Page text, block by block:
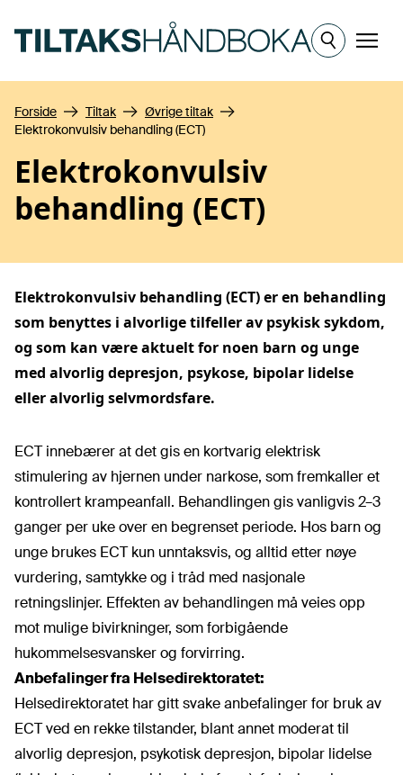
Meny
Forside Tiltak
Øvrige tiltak
Elektrokonvulsiv behandling (ECT)
Elektrokonvulsiv
behandling (ECT)
Elektrokonvulsiv behandling (ECT) er en behandling
som benyttes i alvorlige tilfeller av psykisk sykdom,
og som kan være aktuelt for noen barn og unge
med alvorlig depresjon, psykose, bipolar lidelse
eller alvorlig selvmordsfare.
ECT innebærer at det gis en kortvarig elektrisk
stimulering av hjernen under narkose, som fremkaller et
kontrollert krampeanfall. Behandlingen gis vanligvis 2–3
ganger per uke over en begrenset periode. Hos barn og
unge brukes ECT kun unntaksvis, og alltid etter nøye
vurdering, samtykke og i tråd med nasjonale
retningslinjer. Effekten av behandlingen må veies opp
mot mulige bivirkninger, som forbigående
hukommelsesvansker og forvirring.
Anbefalinger fra Helsedirektoratet:
Helsedirektoratet har gitt svake anbefalinger for bruk av
ECT ved en rekke tilstander, blant annet moderat til
alvorlig depresjon, psykotisk depresjon, bipolar lidelse